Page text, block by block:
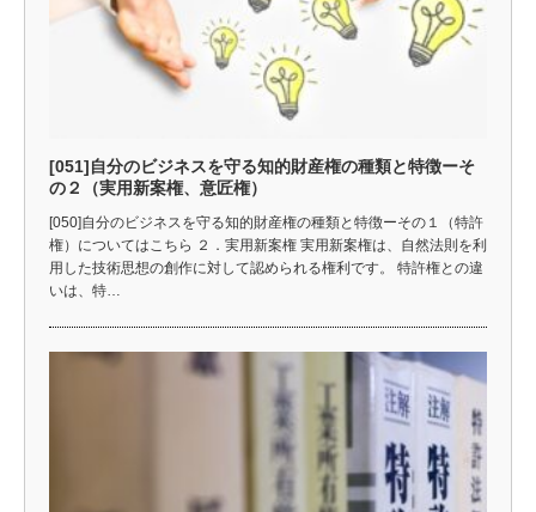
[051]自分のビジネスを守る知的財産権の種類と特徴ーそ
の２（実用新案権、意匠権）
[050]自分のビジネスを守る知的財産権の種類と特徴ーその１（特許
権）についてはこちら ２．実用新案権 実用新案権は、自然法則を利
用した技術思想の創作に対して認められる権利です。 特許権との違
いは、特…